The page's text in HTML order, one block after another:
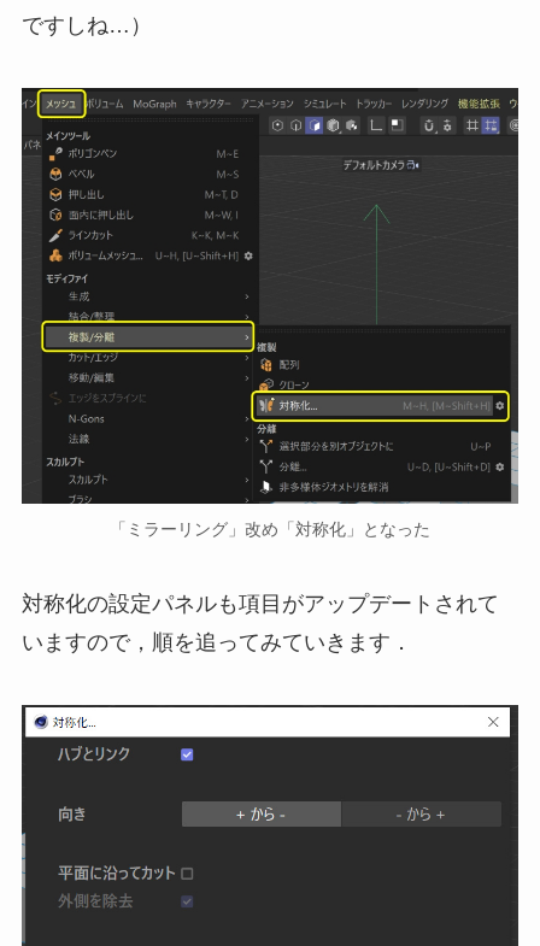
ですしね…）
「ミラーリング」改め「対称化」となった
対称化の設定パネルも項目がアップデートされて
いますので，順を追ってみていきます．